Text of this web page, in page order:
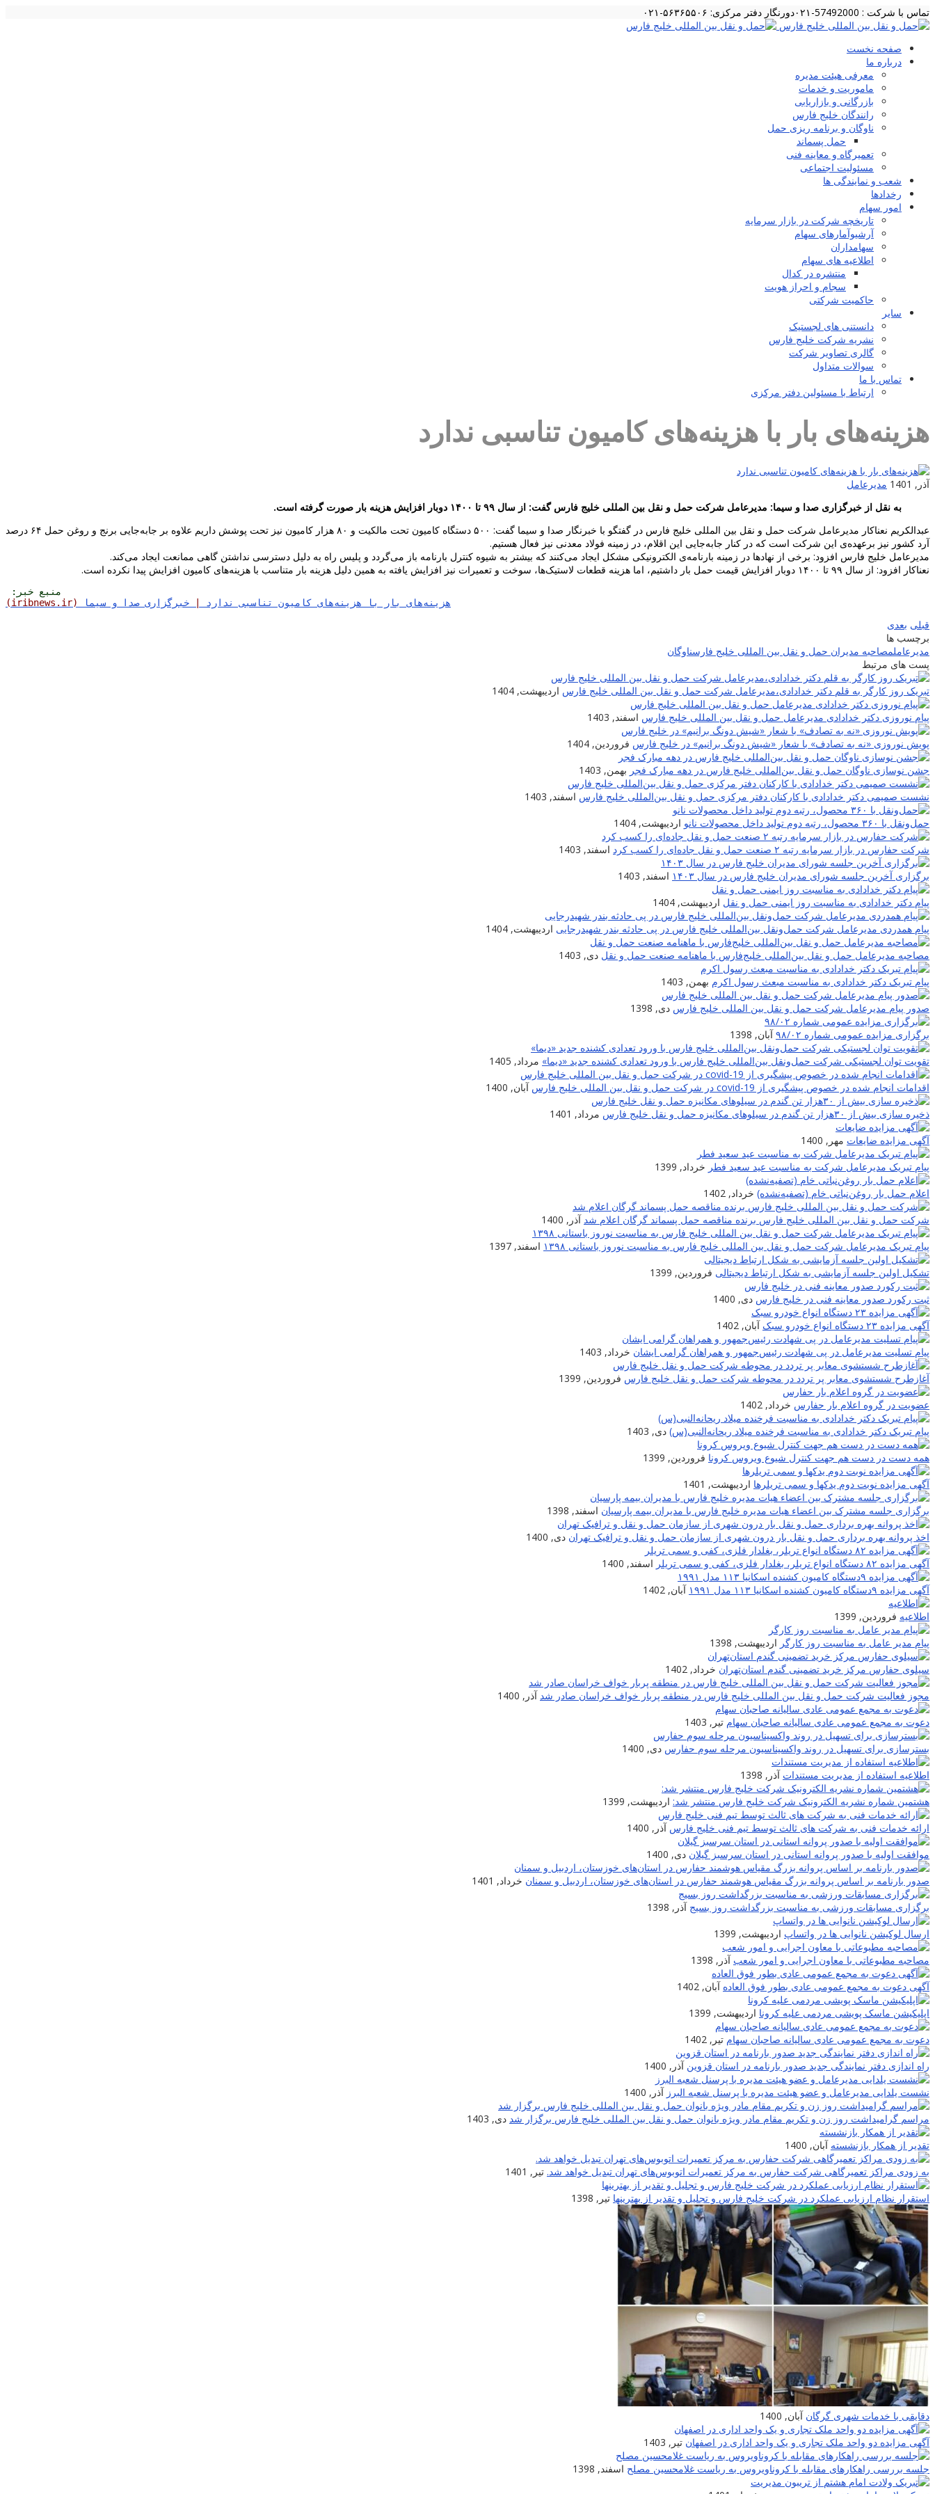
تماس با شرکت : 57492000-۰۲۱ دورنگار دفتر مرکزی: ۵۶۳۶۵۵۰۶-۰۲۱
صفحه نخست
درباره ما
معرفی هیئت مدیره
ماموریت و خدمات
بازرگانی و بازاریابی
رانندگان خلیج فارس
ناوگان و برنامه ریزی حمل
حمل پسماند
تعمیرگاه و معاینه فنی
مسئولیت اجتماعی
شعب و نمایندگی ها
رخدادها
امور سهام
تاریخچه شرکت در بازار سرمایه
آرشیوآمارهای سهام
سهامداران
اطلاعیه های سهام
منتشره در کدال
سجام و احراز هویت
حاکمیت شرکتی
سایر
دانستنی های لجستیک
نشریه شرکت خلیج فارس
گالری تصاویر شرکت
سوالات متداول
تماس با ما
ارتباط با مسئولین دفتر مرکزی
هزینه‌های بار با هزینه‌های کامیون تناسبی ندارد
آذر, 1401
مدیرعامل
به نقل از خبرگزاری صدا و سیما: مدیرعامل شرکت حمل و نقل بین المللی خلیج فارس گفت: از سال ۹۹ تا ۱۴۰۰ دوبار افزایش هزینه بار صورت گرفته است.
عبدالکریم نعناکار مدیرعامل شرکت حمل و نقل بین المللی خلیج فارس در گفتگو با خبرنگار صدا و سیما گفت: ۵۰۰ دستگاه کامیون تحت مالکیت و ۸۰ هزار کامیون نیز تحت پوشش داریم علاوه بر جابه‌جایی برنج و روغن حمل ۶۴ درصد
آرد کشور نیز برعهده‌ی این شرکت است که در کنار جابه‌جایی این اقلام، در زمینه فولاد معدنی نیز فعال هستیم.
مدیرعامل خلیج فارس افزود: برخی از نهاد‌ها در زمینه بارنامه‌ی الکترونیکی مشکل ایجاد می‌کنند که بیشتر به شیوه کنترل بارنامه باز می‌گردد و پلیس راه به دلیل دسترسی نداشتن گاهی ممانعت ایجاد می‌کند.
نعناکار افزود: از سال ۹۹ تا ۱۴۰۰ دوبار افزایش قیمت حمل بار داشتیم، اما هزینه قطعات لاستیک‌ها، سوخت و تعمیرات نیز افزایش یافته به همین دلیل هزینه بار متناسب با هزینه‌های کامیون افزایش پیدا نکرده است.
منبع خبر:
هزینه‌های بار با هزینه‌های کامیون تناسبی ندارد
| خبرگزاری صدا و سیما (iribnews.ir)
قبلی بعدی
برچسب ها
مدیرعاملمصاحبه مدیران حمل و نقل بین المللی خلیج فارسناوگان
پست های مرتبط
تبریک روز کارگر به قلم دکتر خدادادی،مدیرعامل شرکت حمل و نقل بین المللی خلیج فارس اردیبهشت, 1404
پیام نوروزی دکتر خدادادی مدیرعامل حمل و نقل بین المللی خلیج فارس اسفند, 1403
پویش نوروزی «نه به تصادف» با شعار «شیش دونگ برانیم» در خلیج فارس فروردین, 1404
جشن نوسازی ناوگان حمل و نقل بین‌المللی خلیج فارس در دهه مبارک فجر بهمن, 1403
نشست صمیمی دکتر خدادادی با کارکنان دفتر مرکزی حمل و نقل بین‌المللی خلیج فارس اسفند, 1403
حمل‌ونقل با ۳۶۰ محصول، رتبه دوم تولید داخل محصولات نانو
اردیبهشت, 1404
شرکت حفارس در بازار سرمایه رتبه ۲ صنعت حمل و نقل جاده‌ای را کسب کرد
اسفند, 1403
برگزاری آخرین جلسه شورای مدیران خلیج فارس در سال ۱۴۰۳
اسفند, 1403
پیام دکتر خدادادی به مناسبت روز ایمنی حمل و نقل اردیبهشت, 1404
پیام همدردی مدیرعامل شرکت حمل‌ونقل بین‌المللی خلیج فارس در پی حادثه بندر شهیدرجایی اردیبهشت, 1404
مصاحبه مدیرعامل حمل و نقل بین‌المللی خلیج‌‌فارس با ماهنامه صنعت حمل و نقل دی, 1403
پیام تبریک دکتر خدادادی به مناسبت مبعث رسول اکرم بهمن, 1403
صدور پیام مدیرعامل شرکت حمل و نقل بین المللی خلیج فارس دی, 1398
برگزاری مزایده عمومی شماره ۹۸/۰۲
آبان, 1398
تقویت توان لجستیکی شرکت حمل‌ونقل بین‌المللی خلیج فارس با ورود تعدادی کشنده جدید «دیما» مرداد, 1405
اقدامات انجام شده در خصوص پیشگیری از covid-19 در شرکت حمل و نقل بین المللی خلیج فارس
آبان, 1400
ذخیره سازی بیش از ۳۰هزار تن گندم در سیلوهای مکانیزه حمل و نقل خلیج فارس
مرداد, 1401
آگهی مزایده ضایعات مهر, 1400
پیام تبریک مدیرعامل شرکت به مناسبت عید سعید فطر خرداد, 1399
اعلام حمل بار روغن‌نباتی خام (تصفیه‌نشده) خرداد, 1402
شرکت حمل و نقل بین المللی خلیج فارس برنده مناقصه حمل پسماند گرگان اعلام شد آذر, 1400
پیام تبریک مدیرعامل شرکت حمل و نقل بین المللی خلیج فارس به مناسبت نوروز باستانی ۱۳۹۸
اسفند, 1397
تشکیل اولین جلسه آزمایشی به شکل ارتباط دیجیتالی فروردین, 1399
ثبت رکورد صدور معاینه فنی در خلیج فارس دی, 1400
آگهی مزایده ۲۳ دستگاه انواع خودرو سبک
آبان, 1402
پیام تسلیت مدیرعامل در پی شهادت‌ رئیس‌جمهور و همراهان گرامی ایشان خرداد, 1403
آغازطرح شستشوی معابر پر تردد در محوطه شرکت حمل و نقل خلیج فارس فروردین, 1399
عضویت در گروه اعلام بار حفارس خرداد, 1402
پیام تبریک دکتر خدادادی به مناسبت فرخنده میلاد ریحانه‌النبی(س) دی, 1403
همه دست در دست هم جهت کنترل شیوع ویروس کرونا فروردین, 1399
آگهی مزایده نوبت دوم یدکها و سمی تریلرها اردیبهشت, 1401
برگزاری جلسه مشترک بین اعضاء هیات مدیره خلیج فارس با مدیران بیمه پارسیان اسفند, 1398
اخذ پروانه بهره برداری حمل و نقل بار درون شهری از سازمان حمل و نقل و ترافیک تهران دی, 1400
آگهی مزایده ۸۲ دستگاه انواع تریلر، بغلدار فلزی، کفی و سمی تریلر
اسفند, 1400
آگهی مزایده ۹دستگاه کامیون کشنده اسکانیا ۱۱۳ مدل ۱۹۹۱
آبان, 1402
اطلاعیه فروردین, 1399
پیام مدیر عامل به مناسبت روز کارگر اردیبهشت, 1398
سیلوی حفارس مرکز خرید تضمینی گندم استان‌تهران خرداد, 1402
مجوز فعالیت شرکت حمل و نقل بین المللی خلیج فارس در منطقه پربار خواف خراسان صادر شد آذر, 1400
دعوت به مجمع عمومی عادی سالیانه صاحبان سهام تیر, 1403
بسترسازی برای تسهیل در روند واکسیناسیون مرحله سوم حفارس دی, 1400
اطلاعیه استفاده از مدیریت مستندات آذر, 1398
هشتمین شماره نشریه الکترونیک شرکت خلیج فارس منتشر شد: اردیبهشت, 1399
ارائه خدمات فنی به شرکت های ثالث توسط تیم فنی خلیج فارس آذر, 1400
موافقت اولیه با صدور پروانه استانی در استان سرسبز گیلان دی, 1400
صدور بارنامه بر اساس پروانه بزرگ مقیاس هوشمند حفارس در استان‌های خوزستان، اردبیل و سمنان خرداد, 1401
برگزاری مسابقات ورزشی به مناسبت بزرگداشت روز بسیج آذر, 1398
ارسال لوکیشن نانوایی ها در واتساپ اردیبهشت, 1399
مصاحبه مطبوعاتی با معاون اجرایی و امور شعب آذر, 1398
آگهی دعوت به مجمع عمومی عادی بطور فوق العاده آبان, 1402
اپلیکیشن ماسک پویشی مردمی علیه کرونا اردیبهشت, 1399
دعوت به مجمع عمومی عادی سالیانه صاحبان سهام تیر, 1402
راه اندازی دفتر نمایندگی جدید صدور بارنامه در استان قزوین آذر, 1400
نشست یلدایی مدیرعامل و عضو هیئت مدیره با پرسنل شعبه البرز آذر, 1400
مراسم گرامیداشت روز زن و تکریم مقام مادر ویژه بانوان حمل و نقل بین المللی خلیج فارس برگزار شد دی, 1403
تقدیر از همکار بازنشسته آبان, 1400
به زودی مراکز تعمیرگاهی شرکت حفارس به مرکز تعمیرات اتوبوس‌های تهران تبدیل خواهد شد. تیر, 1401
استقرار نظام ارزیابی عملکرد در شرکت خلیج فارس و تجلیل و تقدیر از بهترینها تیر, 1398
دقایقی با خدمات شهری گرگان آبان, 1400
آگهی مزایده دو واحد ملک تجاری و یک واحد اداری در اصفهان تیر, 1403
جلسه بررسی راهکارهای مقابله با کروناویروس به ریاست غلامحسین مصلح اسفند, 1398